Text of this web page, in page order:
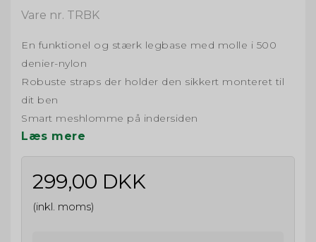
Vare nr. TRBK
En funktionel og stærk legbase med molle i 500
denier-nylon
Robuste straps der holder den sikkert monteret til
dit ben
Smart meshlomme på indersiden
Læs mere
299,00 DKK
(inkl. moms)